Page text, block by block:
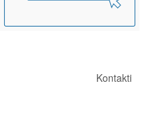
Kontakti